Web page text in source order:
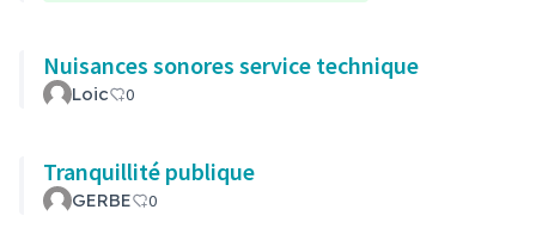
Nuisances sonores service technique
Loic 0
Tranquillité publique
GERBE 0